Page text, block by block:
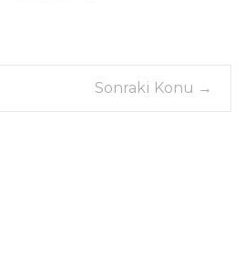
Sonraki Konu →